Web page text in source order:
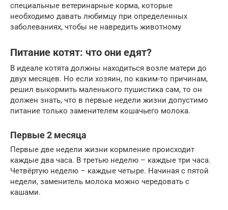
специальные ветеринарные корма, которые
необходимо давать любимцу при определенных
заболеваниях, чтобы не навредить животному
Питание котят: что они едят?
В идеале котята должны находиться возле матери до
двух месяцев. Но если хозяин, по каким-то причинам,
решил выкормить маленького пушистика сам, то он
должен знать, что в первые недели жизни допустимо
питание только заменителем кошачьего молока.
Первые 2 месяца
Первые две недели жизни кормление происходит
каждые два часа. В третью неделю – каждые три часа.
Четвёртую неделю – каждые четыре. Начиная с пятой
недели, заменитель молока можно чередовать с
кашами.